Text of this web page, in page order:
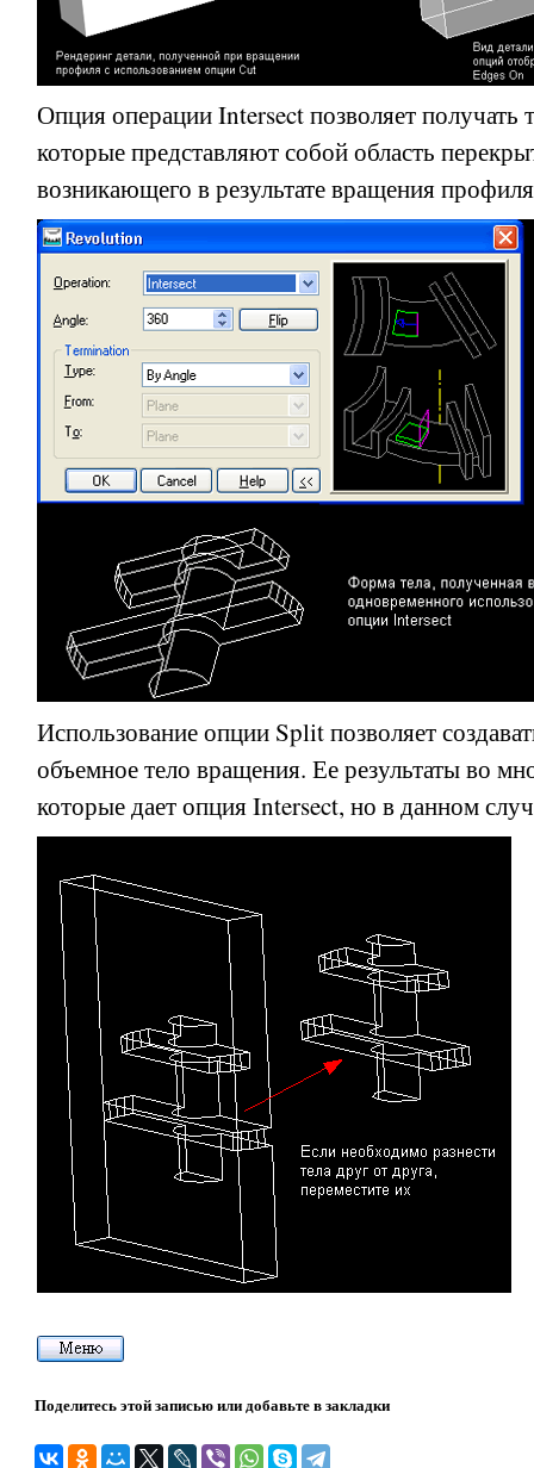
Опция операцииIntersectпозволяет получать
которые представляют собой область
возникающего в результате вращения
Использование опции Splitпозволяет
объемное тело вращения. Ее результаты во
которые дает опцияIntersect, но в данном
Поделитесь этой записью или добавьте в закладки